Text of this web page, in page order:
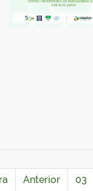
Anterior 03